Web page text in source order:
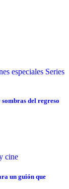
especiales Series
del regreso
cine
un guión que